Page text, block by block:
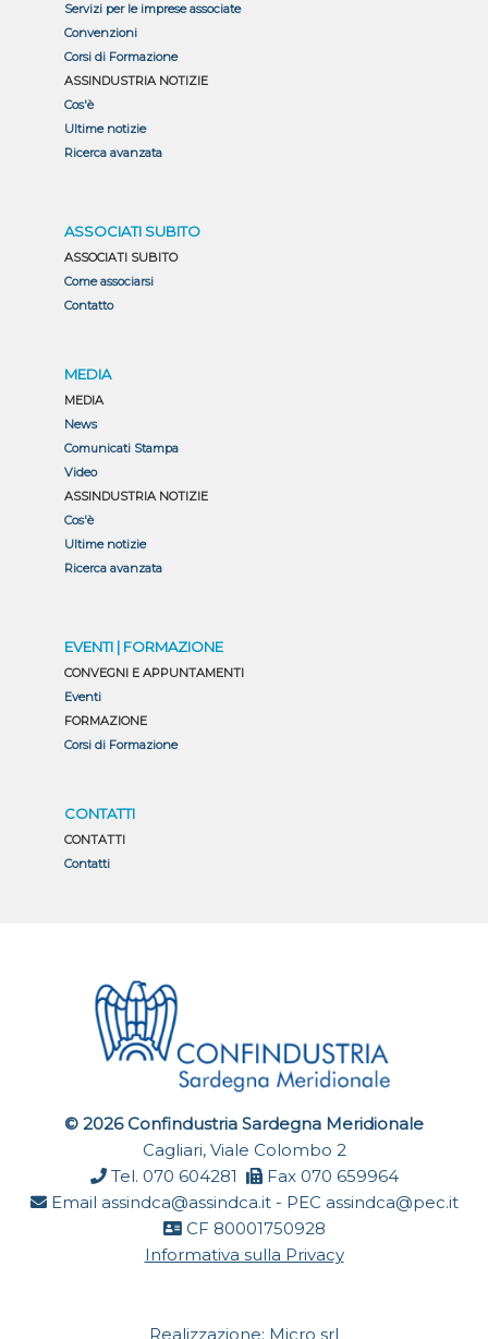
Servizi per le imprese associate
Convenzioni
Corsi di Formazione
ASSINDUSTRIA NOTIZIE
Cos'è
Ultime notizie
Ricerca avanzata
ASSOCIATI SUBITO
ASSOCIATI SUBITO
Come associarsi
Contatto
MEDIA
MEDIA
News
Comunicati Stampa
Video
ASSINDUSTRIA NOTIZIE
Cos'è
Ultime notizie
Ricerca avanzata
EVENTI | FORMAZIONE
CONVEGNI E APPUNTAMENTI
Eventi
FORMAZIONE
Corsi di Formazione
CONTATTI
CONTATTI
Contatti
© 2026 Confindustria Sardegna Meridionale
Cagliari, Viale Colombo 2
Tel. 070 604281
Fax 070 659964
Email assindca@assindca.it- PEC assindca@pec.it
CF 80001750928
Informativa sulla Privacy
Realizzazione: Micro srl